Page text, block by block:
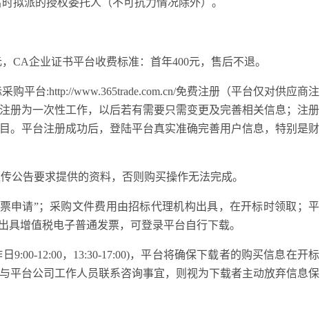
拟派的授权委托人（不可抗力情况除外） 。
CA企业证书平台收费标准：首年400元，售后不退。
购平台:http://www.365trade.com.cn/免费注册（平台仅对供应商注
册为一次性工作，以后若有需要只需变更及完善相关信息；注册
。平台注册成功后，登陆平台真实准确完善用户信息，特别是财
公告要求提供的资料，否则购买操作无法完成。
申请”；采购文件费用由招标代理机构出具，在开标时领取；平
具增值税电子普通发票，可登录平台自行下载。
9:00-12:00，13:30-17:00)，平台将确保下载者的购买信息在开标
平台公司工作人员联系咨询事宜，则视为下载者主动放弃信息保